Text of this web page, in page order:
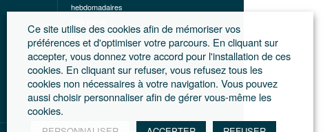
hebdomadaires
Les hors-séries
Mentions légales
Conditions
générales de
ventes
Ce site utilise des cookies afin de mémoriser vos
préférences et d'optimiser votre parcours. En cliquant sur
accepter, vous donnez votre accord pour l'installation de ces
cookies. En cliquant sur refuser, vous refusez tous les
cookies non nécessaires à votre navigation. Vous pouvez
aussi choisir personnaliser afin de gérer vous-même les
cookies.